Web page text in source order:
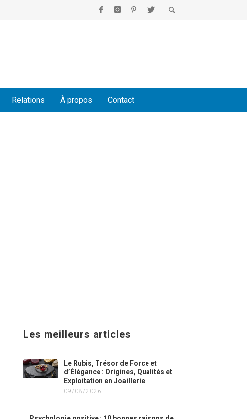
Relations À propos Contact
Les meilleurs articles
Le Rubis, Trésor de Force et
d’Élégance : Origines, Qualités et
Exploitation en Joaillerie
09/08/2026